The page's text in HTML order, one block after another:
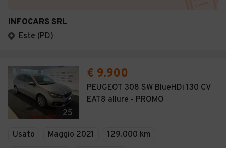
INFOCARS SRL
Este (PD)
25
€ 9.900
PEUGEOT 308 SW BlueHDi 130 CV
EAT8 allure - PROMO
Usato Maggio 2021 129.000 km